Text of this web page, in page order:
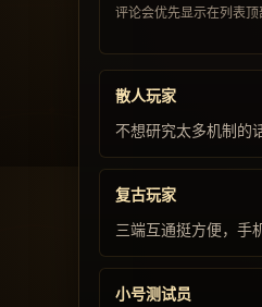
评论会优先显示在列表顶
散人玩家
不想研究太多机制的
复古玩家
三端互通挺方便，手
小号测试员